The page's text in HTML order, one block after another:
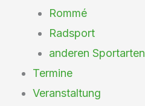
Rommé
Radsport
anderen Sportarten
Termine
Veranstaltung